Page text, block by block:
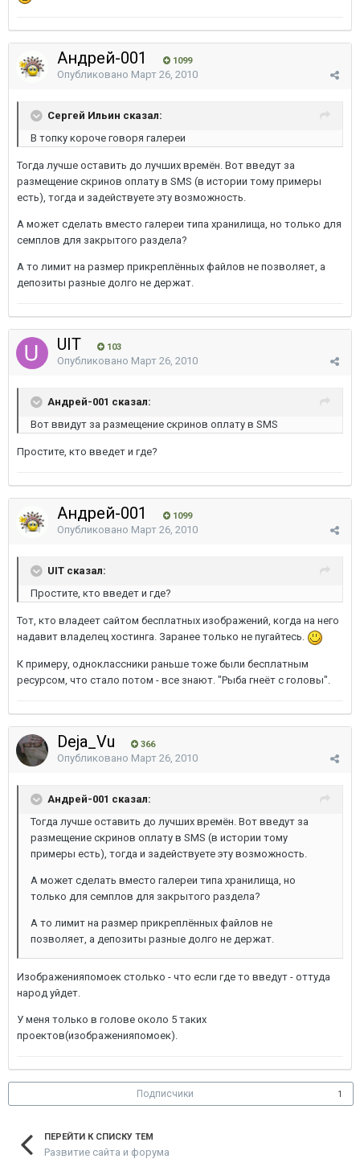
Андрей-001 1099
Опубликовано Март 26, 2010
Сергей Ильин сказал:
В топку короче говоря галереи
Тогда лучше оставить до лучших времён. Вот введут за
размещение скринов оплату в SMS (в истории тому примеры
есть), тогда и задействуете эту возможность.
А может сделать вместо галереи типа хранилища, но только для
семплов для закрытого раздела?
А то лимит на размер прикреплённых файлов не позволяет, а
депозиты разные долго не держат.
UIT 103
Опубликовано Март 26, 2010
Андрей-001 сказал:
Вот ввидут за размещение скринов оплату в SMS
Простите, кто введет и где?
Андрей-001 1099
Опубликовано Март 26, 2010
UIT сказал:
Простите, кто введет и где?
Тот, кто владеет сайтом бесплатных изображений, когда на него
надавит владелец хостинга. Заранее только не пугайтесь.
К примеру, одноклассники раньше тоже были бесплатным
ресурсом, что стало потом - все знают. "Рыба гнеёт с головы".
Deja_Vu 366
Опубликовано Март 26, 2010
Андрей-001 сказал:
Тогда лучше оставить до лучших времён. Вот введут за
размещение скринов оплату в SMS (в истории тому
примеры есть), тогда и задействуете эту возможность.
А может сделать вместо галереи типа хранилища, но
только для семплов для закрытого раздела?
А то лимит на размер прикреплённых файлов не
позволяет, а депозиты разные долго не держат.
Изображенияпомоек столько - что если где то введут - оттуда
народ уйдет.
У меня только в голове около 5 таких
проектов(изображенияпомоек).
Подписчики 1
ПЕРЕЙТИ К СПИСКУ ТЕМ
Развитие сайта и форума